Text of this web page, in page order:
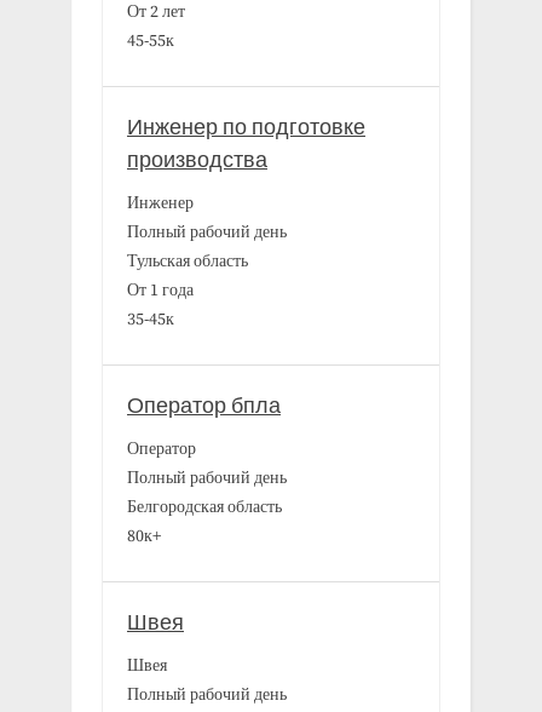
От 2 лет
45-55к
Инженер по подготовке
производства
Инженер
Полный рабочий день
Тульская область
От 1 года
35-45к
Оператор бпла
Оператор
Полный рабочий день
Белгородская область
80к+
Швея
Швея
Полный рабочий день